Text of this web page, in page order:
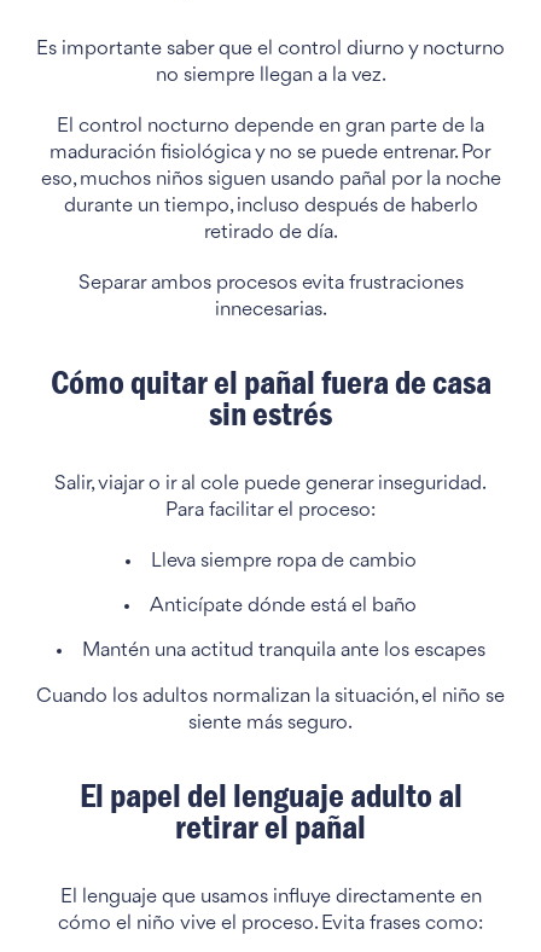
Es importante saber que el control diurno y nocturno
no siempre llegan a la vez.
El control nocturno depende en gran parte de la
maduración fisiológica y no se puede entrenar. Por
eso, muchos niños siguen usando pañal por la noche
durante un tiempo, incluso después de haberlo
retirado de día.
Separar ambos procesos evita frustraciones
innecesarias.
Cómo quitar el pañal fuera de casa
sin estrés
Salir, viajar o ir al cole puede generar inseguridad.
Para facilitar el proceso:
Lleva siempre ropa de cambio
Anticípate dónde está el baño
Mantén una actitud tranquila ante los escapes
Cuando los adultos normalizan la situación, el niño se
siente más seguro.
El papel del lenguaje adulto al
retirar el pañal
El lenguaje que usamos influye directamente en
cómo el niño vive el proceso. Evita frases como: